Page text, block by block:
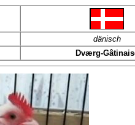
dänisch
Dværg-